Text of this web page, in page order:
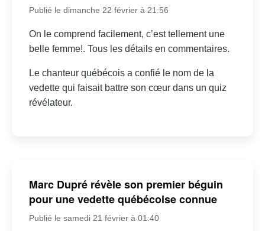
Publié le dimanche 22 février à 21:56
On le comprend facilement, c’est tellement une
belle femme!. Tous les détails en commentaires.
Le chanteur québécois a confié le nom de la
vedette qui faisait battre son cœur dans un quiz
révélateur.
Marc Dupré révèle son premier béguin
pour une vedette québécoise connue
Publié le samedi 21 février à 01:40